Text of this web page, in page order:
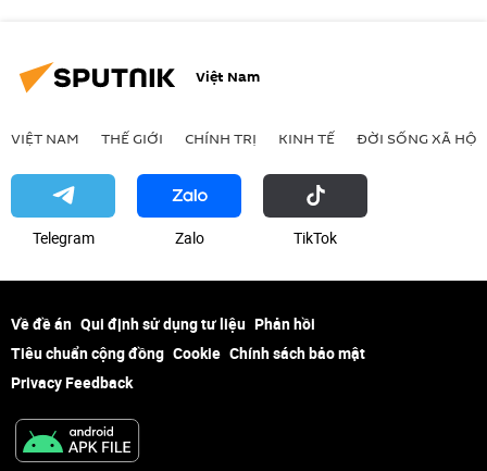
Việt Nam
VIỆT NAM THẾ GIỚI CHÍNH TRỊ KINH TẾ ĐỜI SỐNG XÃ HỘI
Telegram Zalo ТikТоk
Về đề án Qui định sử dụng tư liệu Phản hồi
Tiêu chuẩn cộng đồng Cookie Chính sách bảo mật
Privacy Feedback